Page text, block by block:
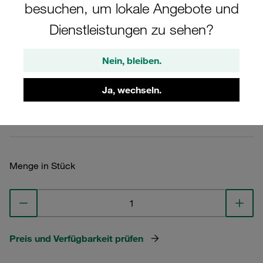
besuchen, um lokale Angebote und
Dienstleistungen zu sehen?
Nein, bleiben.
Ja, wechseln.
Tragschienenmutter Deckpl., AS-
Schraube gerippt, mit Vorspannung
Menge in Stück
Preis und Verfügbarkeit prüfen